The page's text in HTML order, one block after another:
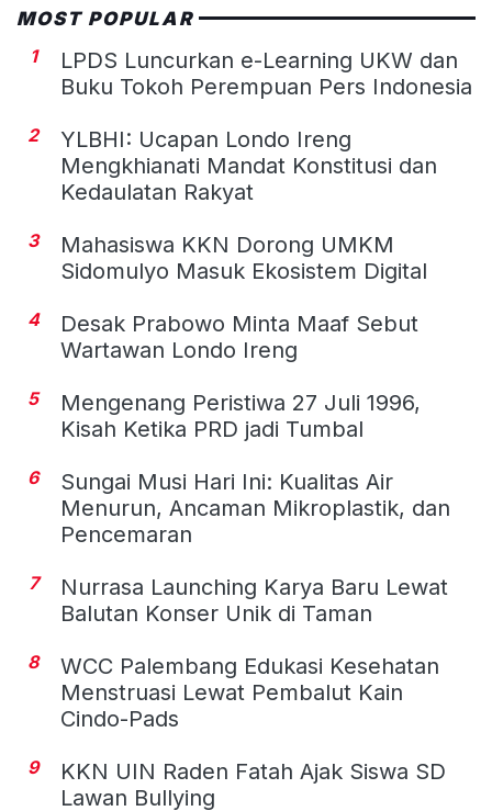
MOST POPULAR
1
LPDS Luncurkan e-Learning UKW dan
Buku Tokoh Perempuan Pers Indonesia
2
YLBHI: Ucapan Londo Ireng
Mengkhianati Mandat Konstitusi dan
Kedaulatan Rakyat
3
Mahasiswa KKN Dorong UMKM
Sidomulyo Masuk Ekosistem Digital
4
Desak Prabowo Minta Maaf Sebut
Wartawan Londo Ireng
5
Mengenang Peristiwa 27 Juli 1996,
Kisah Ketika PRD jadi Tumbal
6
Sungai Musi Hari Ini: Kualitas Air
Menurun, Ancaman Mikroplastik, dan
Pencemaran
7
Nurrasa Launching Karya Baru Lewat
Balutan Konser Unik di Taman
8
WCC Palembang Edukasi Kesehatan
Menstruasi Lewat Pembalut Kain
Cindo-Pads
9
KKN UIN Raden Fatah Ajak Siswa SD
Lawan Bullying